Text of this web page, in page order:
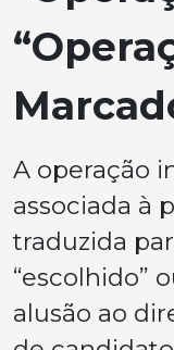
A operação
associada à
traduzida
“escolhido”
alusão ao